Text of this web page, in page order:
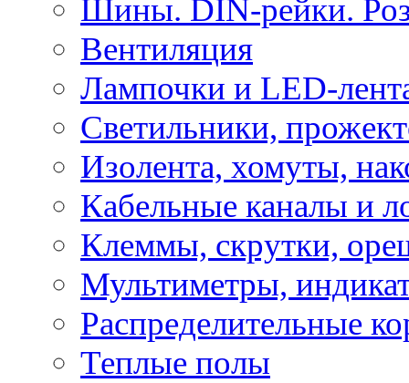
Шины. DIN-рейки.
Вентиляция
Лампочки и LED-
Светильники,
Изолента, хомуты,
Кабельные каналы и
Клеммы, скрутки,
Мультиметры,
Распределительные
Теплые полы